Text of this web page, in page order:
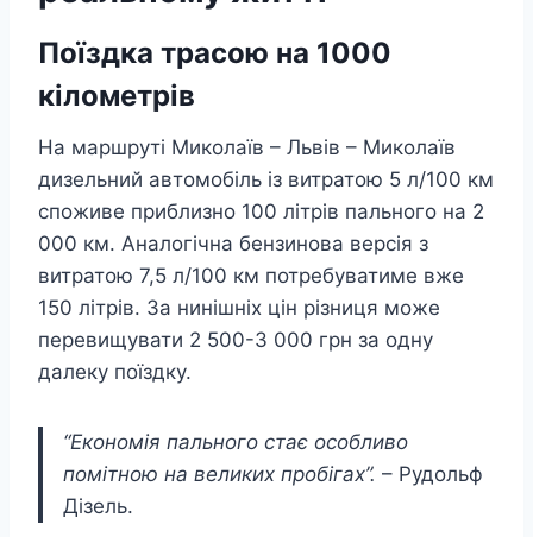
Поїздка трасою на 1000
кілометрів
На маршруті Миколаїв – Львів – Миколаїв
дизельний автомобіль із витратою 5 л/100 км
споживе приблизно 100 літрів пального на 2
000 км. Аналогічна бензинова версія з
витратою 7,5 л/100 км потребуватиме вже
150 літрів. За нинішніх цін різниця може
перевищувати 2 500-3 000 грн за одну
далеку поїздку.
“Економія пального стає особливо
помітною на великих пробігах”. – Рудольф
Дізель.